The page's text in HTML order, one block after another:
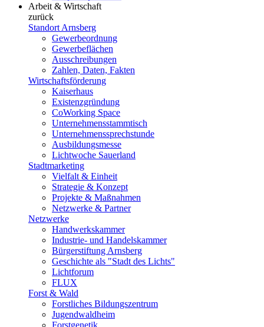
Arbeit & Wirtschaft
zurück
Standort Arnsberg
Gewerbeordnung
Gewerbeflächen
Ausschreibungen
Zahlen, Daten, Fakten
Wirtschaftsförderung
Kaiserhaus
Existenzgründung
CoWorking Space
Unternehmensstammtisch
Unternehmenssprechstunde
Ausbildungsmesse
Lichtwoche Sauerland
Stadtmarketing
Vielfalt & Einheit
Strategie & Konzept
Projekte & Maßnahmen
Netzwerke & Partner
Netzwerke
Handwerkskammer
Industrie- und Handelskammer
Bürgerstiftung Arnsberg
Geschichte als "Stadt des Lichts"
Lichtforum
FLUX
Forst & Wald
Forstliches Bildungszentrum
Jugendwaldheim
Forstgenetik